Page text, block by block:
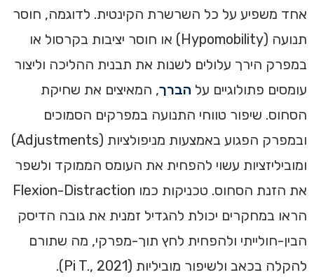
אחד משפיע על כל השרשרת הקינטית. לדוגמה, חוסר
תנועה (Hypomobility) או חוסר יציבות בקרסול או
במפרק הירך עלולים לשנות את תבנית ההליכה וליצור
עומסים פתולוגיים על הברך, המאיצים את שחיקת
הסחוס. שיפור טווחי התנועה במפרקים הסמוכים
ובמפרק הפגוע באמצעות מניפולציות (Adjustments)
ומוביליזציות עשוי להפחית את העומס הממוקד ולשפר
את הזנת הסחוס. טכניקות כמו Flexion-Distraction
הראו במחקרים יכולת להגדיל זמנית את גובה הדיסק
הבין-חולייתי ולהפחית לחץ תוך-מפרקי, מה שתורם
להקלה בכאב ולשיפור מוביליות (Pi T., 2021).